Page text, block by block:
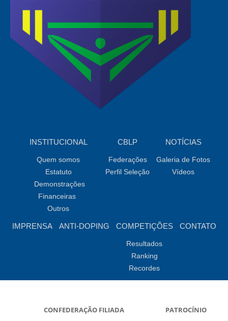
INSTITUCIONAL
Quem somos
Estatuto
Demonstrações
Financeiras
Outros
CBLP
Federações
Perfil Seleção
NOTÍCIAS
Galeria de Fotos
Vídeos
IMPRENSA ANTI-DOPING COMPETIÇÕES
Resultados
Ranking
Recordes
CONTATO
CONFEDERAÇÃO FILIADA PATROCÍNIO